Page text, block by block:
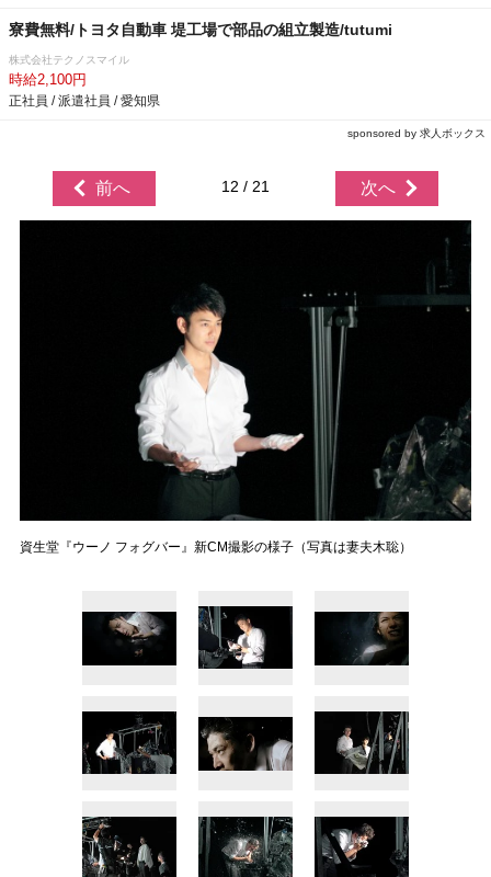
寮費無料/トヨタ自動車 堤工場で部品の組立製造/tutumi
株式会社テクノスマイル
時給2,100円
正社員 / 派遣社員 / 愛知県
sponsored by 求人ボックス
前へ 12 / 21 次へ
資生堂『ウーノ フォグバー』新CM撮影の様子（写真は妻夫木聡）